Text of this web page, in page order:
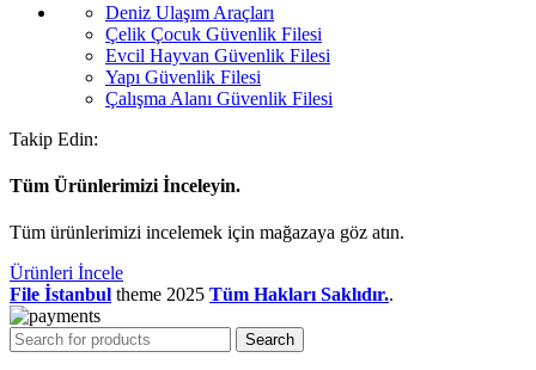
Deniz Ulaşım Araçları
Çelik Çocuk Güvenlik Filesi
Evcil Hayvan Güvenlik Filesi
Yapı Güvenlik Filesi
Çalışma Alanı Güvenlik Filesi
Takip Edin:
Tüm Ürünlerimizi İnceleyin.
Tüm ürünlerimizi incelemek için mağazaya göz atın.
Ürünleri İncele
File İstanbul theme 2025 Tüm Hakları Saklıdır..
Search